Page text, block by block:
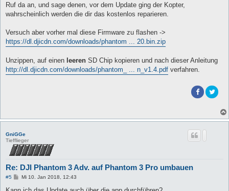
Ruf da an, und sage denen, vor dem Update ging der Kopter,
wahrscheinlich werden die dir das kostenlos reparieren.
Versuch aber vorher mal diese Firmware zu flashen ->
https://dl.djicdn.com/downloads/phantom ... 20.bin.zip
Unzippen, auf einen leeren SD Chip kopieren und nach dieser Anleitung
http://dl.djicdn.com/downloads/phantom_ ... n_v1.4.pdf verfahren.
GniGGe
Tiefflieger
Re: DJI Phantom 3 Adv. auf Phantom 3 Pro umbauen
#5
B
i
Mi 10. Jan 2018, 12:43